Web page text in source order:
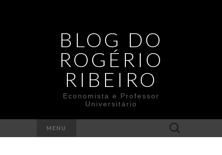
BLOG DO
ROGÉRIO
RIBEIRO
Economista e Professor
Universitário
MENU
Search
for: